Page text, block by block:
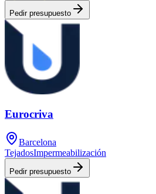
Pedir presupuesto
Eurocriva
Barcelona
TejadosImpermeabilización
Pedir presupuesto